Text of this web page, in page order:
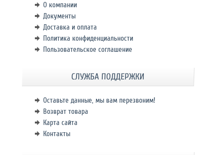
О компании
Документы
Доставка и оплата
Политика конфиденциальности
Пользовательское соглашение
СЛУЖБА ПОДДЕРЖКИ
Оставьте данные, мы вам перезвоним!
Возврат товара
Карта сайта
Контакты